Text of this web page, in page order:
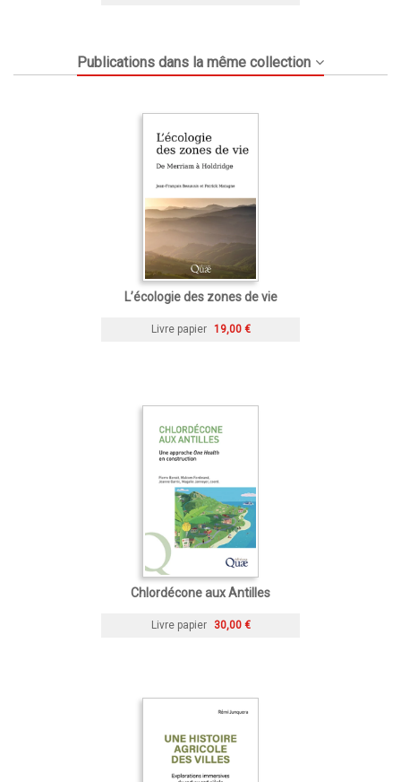
Publications dans la même collection
L’écologie des zones de vie
Livre papier 19,00 €
Chlordécone aux Antilles
Livre papier 30,00 €